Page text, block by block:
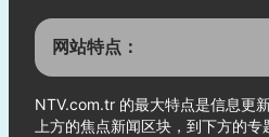
网站特点：
NTV.com.tr 的最大特点是信息更
上方的焦点新闻区块，到下方的